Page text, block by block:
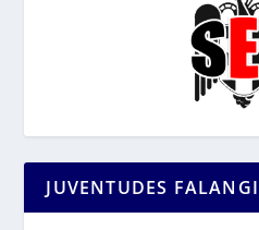
JUVENTUDES